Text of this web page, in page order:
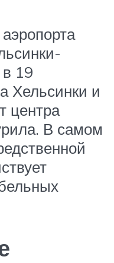
19
Хельсинки и
центра
В самом